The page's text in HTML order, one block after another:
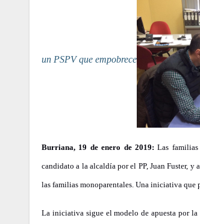
un PSPV que empobrece
Burriana, 19 de enero de 2019:Las
candidato a la alcaldía por el PP, Juan Fuster, y
las familias monoparentales. Una iniciativa que
La iniciativa sigue el modelo de apuesta por